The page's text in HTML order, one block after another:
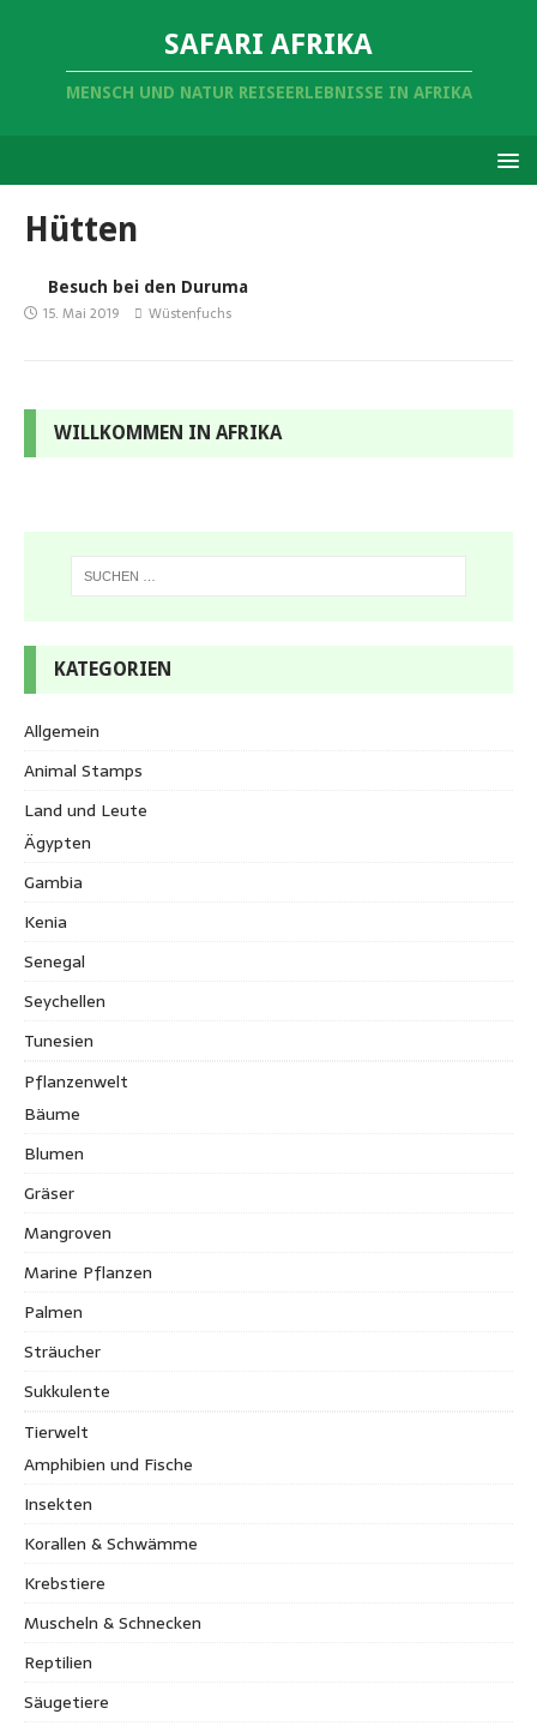
SAFARI AFRIKA
MENSCH UND NATUR REISEERLEBNISSE IN AFRIKA
Hütten
Besuch bei den Duruma
15. Mai 2019 Wüstenfuchs
WILLKOMMEN IN AFRIKA
KATEGORIEN
Allgemein
Animal Stamps
Land und Leute
Ägypten
Gambia
Kenia
Senegal
Seychellen
Tunesien
Pflanzenwelt
Bäume
Blumen
Gräser
Mangroven
Marine Pflanzen
Palmen
Sträucher
Sukkulente
Tierwelt
Amphibien und Fische
Insekten
Korallen & Schwämme
Krebstiere
Muscheln & Schnecken
Reptilien
Säugetiere